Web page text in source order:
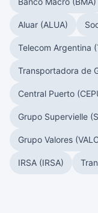
Aluar (ALUA)
Telecom Argentina
Transportadora de
Central Puerto
Grupo Supervielle
Grupo Valores
IRSA (IRSA)